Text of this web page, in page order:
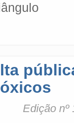
Edição nº